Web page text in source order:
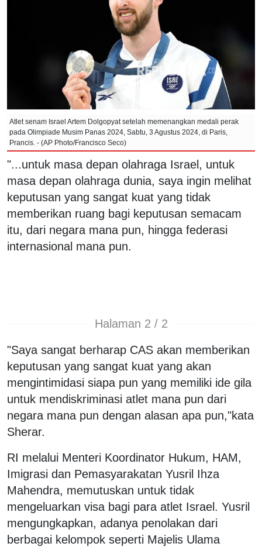
Atlet senam Israel Artem Dolgopyat setelah memenangkan medali perak
pada Olimpiade Musim Panas 2024, Sabtu, 3 Agustus 2024, di Paris,
Prancis. - (AP Photo/Francisco Seco)
"...untuk masa depan olahraga Israel, untuk
masa depan olahraga dunia, saya ingin melihat
keputusan yang sangat kuat yang tidak
memberikan ruang bagi keputusan semacam
itu, dari negara mana pun, hingga federasi
internasional mana pun.
Halaman 2 / 2
"Saya sangat berharap CAS akan memberikan
keputusan yang sangat kuat yang akan
mengintimidasi siapa pun yang memiliki ide gila
untuk mendiskriminasi atlet mana pun dari
negara mana pun dengan alasan apa pun,"kata
Sherar.
RI melalui Menteri Koordinator Hukum, HAM,
Imigrasi dan Pemasyarakatan Yusril Ihza
Mahendra, memutuskan untuk tidak
mengeluarkan visa bagi para atlet Israel. Yusril
mengungkapkan, adanya penolakan dari
berbagai kelompok seperti Majelis Ulama